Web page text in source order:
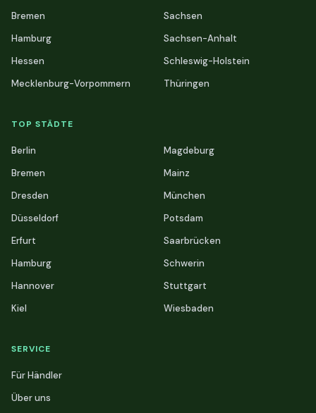
Bremen
Hamburg
Hessen
Mecklenburg-Vorpommern
Sachsen
Sachsen-Anhalt
Schleswig-Holstein
Thüringen
TOP STÄDTE
Berlin
Bremen
Dresden
Düsseldorf
Erfurt
Hamburg
Hannover
Kiel
Magdeburg
Mainz
München
Potsdam
Saarbrücken
Schwerin
Stuttgart
Wiesbaden
SERVICE
Für Händler
Über uns